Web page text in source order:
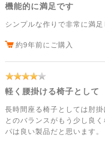
機能的に満足です
シンプルな作りで非常に満足
約9年前にご購入
軽く腰掛ける椅子として
長時間座る椅子としては肘
とのバランスがもう少し良
パは良い製品だと思います。